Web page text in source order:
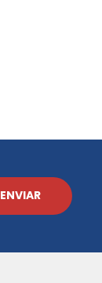
ENVIAR